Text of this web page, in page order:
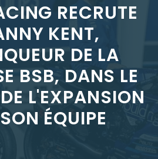
RECRUTE
KENT,
DE LA
BSB, DANS LE
L'EXPANSION
ÉQUIPE